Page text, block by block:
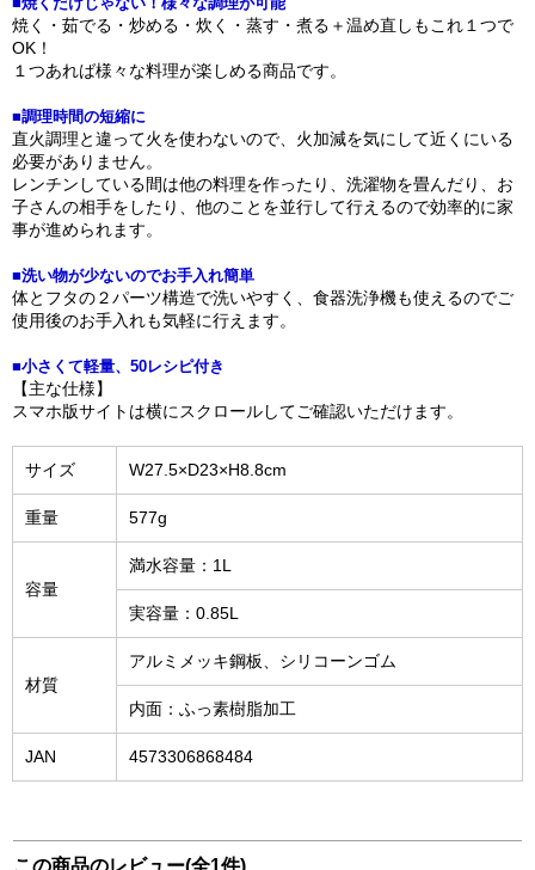
焼く・茹でる・炒める・炊く・蒸す・煮る＋温め直しもこれ１つで
OK！
１つあれば様々な料理が楽しめる商品です。
■調理時間の短縮に
直火調理と違って火を使わないので、火加減を気にして近くにいる
必要がありません。
レンチンしている間は他の料理を作ったり、洗濯物を畳んだり、お
子さんの相手をしたり、他のことを並行して行えるので効率的に家
事が進められます。
■洗い物が少ないのでお手入れ簡単
体とフタの２パーツ構造で洗いやすく、食器洗浄機も使えるのでご
使用後のお手入れも気軽に行えます。
■小さくて軽量、50レシピ付き
【主な仕様】
スマホ版サイトは横にスクロールしてご確認いただけます。
サイズ W27.5×D23×H8.8cm
重量 577g
容量
満水容量：1L
実容量：0.85L
材質
アルミメッキ鋼板、シリコーンゴム
内面：ふっ素樹脂加工
JAN 4573306868484
この商品のレビュー(全1件)